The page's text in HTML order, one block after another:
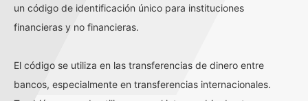
un código de identificación único para instituciones
financieras y no financieras.
El código se utiliza en las transferencias de dinero entre
bancos, especialmente en transferencias internacionales.